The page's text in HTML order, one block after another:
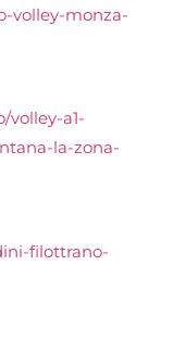
volley-monza-
volley-a1-
la-zona-
filottrano-